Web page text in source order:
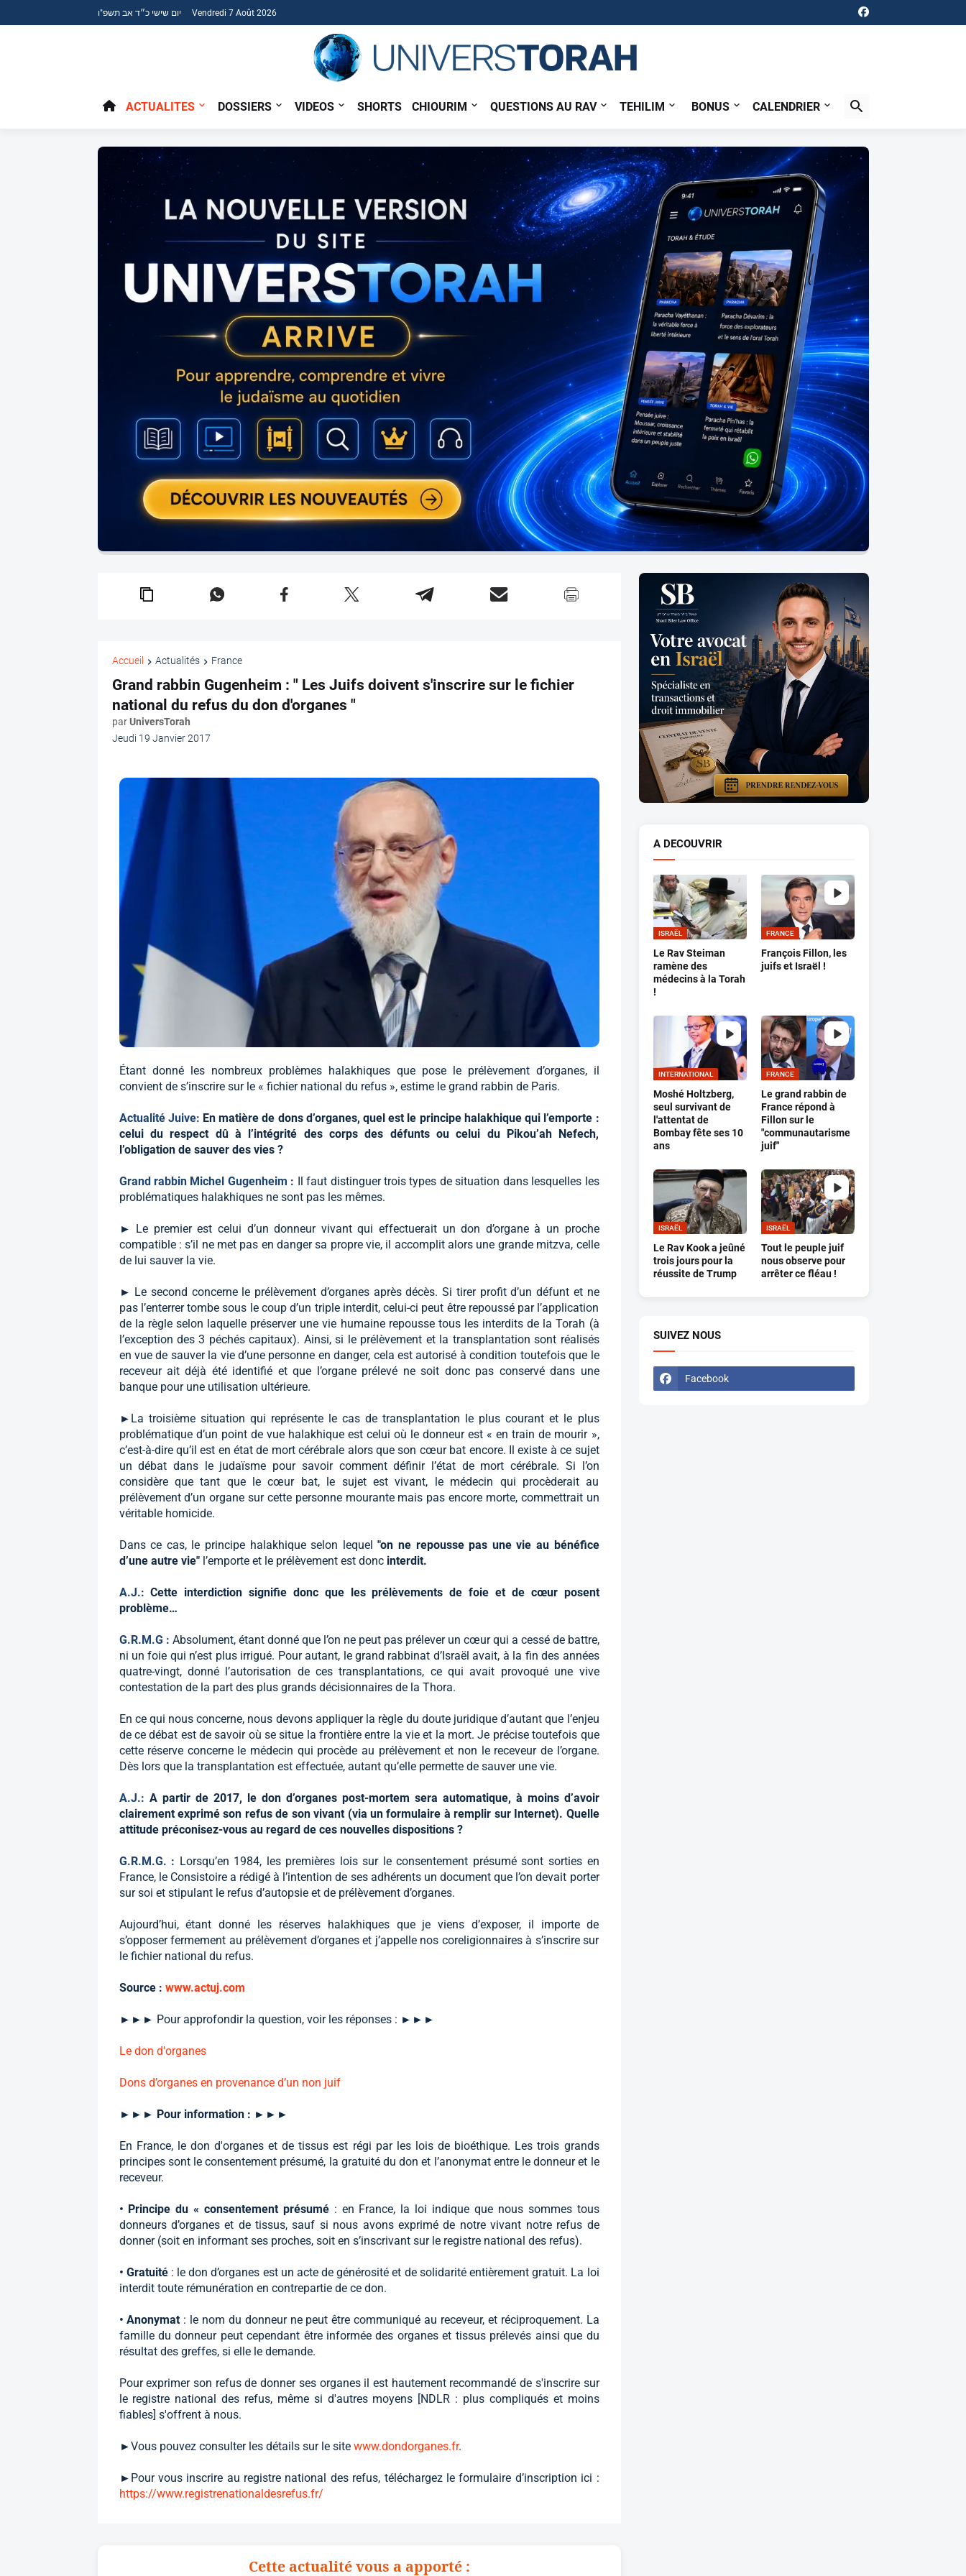
יום שישי כ״ד אב תשפ"ו Vendredi 7 Août 2026
ACTUALITES DOSSIERS VIDEOS SHORTS CHIOURIM QUESTIONS AU RAV TEHILIM BONUS CALENDRIER
Accueil Actualités France
Grand rabbin Gugenheim : " Les Juifs doivent s'inscrire sur le fichier
national du refus du don d'organes "
parUniversTorah
Jeudi 19 Janvier 2017
Étant donné les nombreux problèmes halakhiques que pose le prélèvement d’organes, il
convient de s’inscrire sur le « fichier national du refus », estime le grand rabbin de Paris.
Actualité Juive: En matière de dons d’organes, quel est le principe halakhique qui l’emporte :
celui du respect dû à l’intégrité des corps des défunts ou celui du Pikou’ah Nefech,
l’obligation de sauver des vies ?
Grand rabbin Michel Gugenheim :
Il faut distinguer trois types de situation dans lesquelles les
problématiques halakhiques ne sont pas les mêmes.
► Le premier est celui d’un donneur vivant qui effectuerait un don d’organe à un proche
compatible : s’il ne met pas en danger sa propre vie, il accomplit alors une grande mitzva, celle
de lui sauver la vie.
► Le second concerne le prélèvement d’organes après décès. Si tirer profit d’un défunt et ne
pas l’enterrer tombe sous le coup d’un triple interdit, celui-ci peut être repoussé par l’application
de la règle selon laquelle préserver une vie humaine repousse tous les interdits de la Torah (à
l’exception des 3 péchés capitaux). Ainsi, si le prélèvement et la transplantation sont réalisés
en vue de sauver la vie d’une personne en danger, cela est autorisé à condition toutefois que le
receveur ait déjà été identifié et que l’organe prélevé ne soit donc pas conservé dans une
banque pour une utilisation ultérieure.
►La troisième situation qui représente le cas de transplantation le plus courant et le plus
problématique d’un point de vue halakhique est celui où le donneur est « en train de mourir »,
c’est-à-dire qu’il est en état de mort cérébrale alors que son cœur bat encore. Il existe à ce sujet
un débat dans le judaïsme pour savoir comment définir l’état de mort cérébrale. Si l’on
considère que tant que le cœur bat, le sujet est vivant, le médecin qui procèderait au
prélèvement d’un organe sur cette personne mourante mais pas encore morte, commettrait un
véritable homicide.
Dans ce cas, le principe halakhique selon lequel"on ne repousse pas une vie au bénéfice
d’une autre vie"l’emporte et le prélèvement est donc interdit.
A.J.:Cette interdiction signifie donc que les prélèvements de foie et de cœur posent
problème…
G.R.M.G : Absolument, étant donné que l’on ne peut pas prélever un cœur qui a cessé de battre,
ni un foie qui n’est plus irrigué. Pour autant, le grand rabbinat d’Israël avait, à la fin des années
quatre-vingt, donné l’autorisation de ces transplantations, ce qui avait provoqué une vive
contestation de la part des plus grands décisionnaires de la Thora.
En ce qui nous concerne, nous devons appliquer la règle du doute juridique d’autant que l’enjeu
de ce débat est de savoir où se situe la frontière entre la vie et la mort. Je précise toutefois que
cette réserve concerne le médecin qui procède au prélèvement et non le receveur de l’organe.
Dès lors que la transplantation est effectuée, autant qu’elle permette de sauver une vie.
A.J.: A partir de 2017, le don d’organes post-mortem sera automatique, à moins d’avoir
clairement exprimé son refus de son vivant (via un formulaire à remplir sur Internet). Quelle
attitude préconisez-vous au regard de ces nouvelles dispositions ?
G.R.M.G. : Lorsqu’en 1984, les premières lois sur le consentement présumé sont sorties en
France, le Consistoire a rédigé à l’intention de ses adhérents un document que l’on devait porter
sur soi et stipulant le refus d’autopsie et de prélèvement d’organes.
Aujourd’hui, étant donné les réserves halakhiques que je viens d’exposer, il importe de
s’opposer fermement au prélèvement d’organes et j’appelle nos coreligionnaires à s’inscrire sur
le fichier national du refus.
Source : www.actuj.com
►►► Pour approfondir la question, voir les réponses : ►►►
Le don d'organes
Dons d’organes en provenance d’un non juif
►►► Pour information : ►►►
En France, le don d'organes et de tissus est régi par les lois de bioéthique. Les trois grands
principes sont le consentement présumé, la gratuité du don et l’anonymat entre le donneur et le
receveur.
• Principe du « consentement présumé : en France, la loi indique que nous sommes tous
donneurs d’organes et de tissus, sauf si nous avons exprimé de notre vivant notre refus de
donner (soit en informant ses proches, soit en s’inscrivant sur le registre national des refus).
• Gratuité : le don d’organes est un acte de générosité et de solidarité entièrement gratuit. La loi
interdit toute rémunération en contrepartie de ce don.
• Anonymat : le nom du donneur ne peut être communiqué au receveur, et réciproquement. La
famille du donneur peut cependant être informée des organes et tissus prélevés ainsi que du
résultat des greffes, si elle le demande.
Pour exprimer son refus de donner ses organes il est hautement recommandé de s'inscrire sur
le registre national des refus, même si d'autres moyens [NDLR : plus compliqués et moins
fiables] s'offrent à nous.
►Vous pouvez consulter les détails sur le site www.dondorganes.fr.
►Pour vous inscrire au registre national des refus, téléchargez le formulaire d’inscription ici :
https://www.registrenationaldesrefus.fr/
Cette actualité vous a apporté :
A DECOUVRIR
ISRAËL
Le Rav Steiman
ramène des
médecins à la Torah
!
FRANCE
François Fillon, les
juifs et Israël !
INTERNATIONAL
Moshé Holtzberg,
seul survivant de
l'attentat de
Bombay fête ses 10
ans
FRANCE
Le grand rabbin de
France répond à
Fillon sur le
"communautarisme
juif"
ISRAËL
Le Rav Kook a jeûné
trois jours pour la
réussite de Trump
ISRAËL
Tout le peuple juif
nous observe pour
arrêter ce fléau !
SUIVEZ NOUS
Facebook